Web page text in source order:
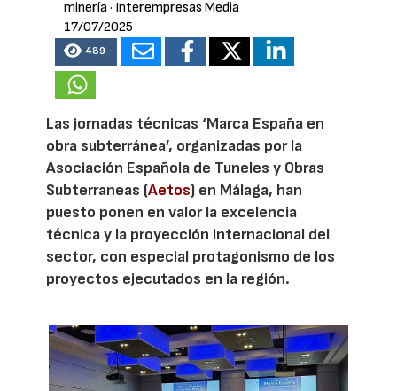
minería· Interempresas Media
17/07/2025
489
Las jornadas técnicas ‘Marca España en
obra subterránea’, organizadas por la
Asociación Española de Tuneles y Obras
Subterraneas (Aetos) en Málaga, han
puesto ponen en valor la excelencia
técnica y la proyección internacional del
sector, con especial protagonismo de los
proyectos ejecutados en la región.